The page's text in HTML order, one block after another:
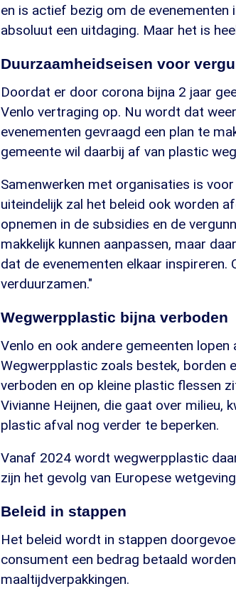
en is actief bezig om de evenementen
absoluut een uitdaging. Maar het is
Duurzaamheidseisen voor
Doordat er door corona bijna 2 jaar
Venlo vertraging op. Nu wordt dat
evenementen gevraagd een plan te
gemeente wil daarbij af van plastic
Samenwerken met organisaties is
uiteindelijk zal het beleid ook worden
opnemen in de subsidies en de
makkelijk kunnen aanpassen, maar
dat de evenementen elkaar inspireren.
verduurzamen."
Wegwerpplastic bijna verboden
Venlo en ook andere gemeenten
Wegwerpplastic zoals bestek, borden
verboden en op kleine plastic flessen
Vivianne Heijnen, die gaat over milieu,
plastic afval nog verder te beperken.
Vanaf 2024 wordt wegwerpplastic
zijn het gevolg van Europese
Beleid in stappen
Het beleid wordt in stappen
consument een bedrag betaald
maaltijdverpakkingen.